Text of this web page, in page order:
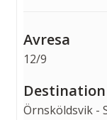
12/9
Örnsköldsvik -